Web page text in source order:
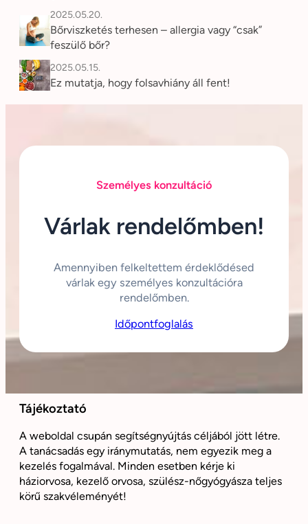
2025.05.20.
Bőrviszketés terhesen – allergia vagy “csak”
feszülő bőr?
2025.05.15.
Ez mutatja, hogy folsavhiány áll fent!
Személyes konzultáció
Várlak rendelőmben!
Amennyiben felkeltettem érdeklődésed
várlak egy személyes konzultációra
rendelőmben.
Időpontfoglalás
Tájékoztató
A weboldal csupán segítségnyújtás céljából jött létre.
A tanácsadás egy iránymutatás, nem egyezik meg a
kezelés fogalmával. Minden esetben kérje ki
háziorvosa, kezelő orvosa, szülész-nőgyógyásza teljes
körű szakvéleményét!